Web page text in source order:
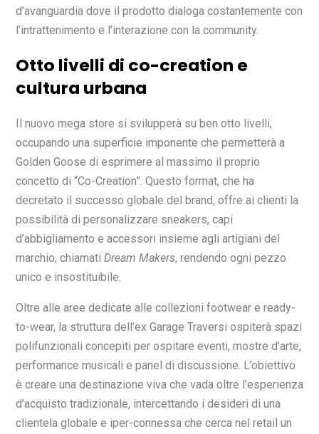
d’avanguardia dove il prodotto dialoga costantemente con
l’intrattenimento e l’interazione con la community.
Otto livelli di co-creation e
cultura urbana
Il nuovo mega store si svilupperà su ben otto livelli,
occupando una superficie imponente che permetterà a
Golden Goose di esprimere al massimo il proprio
concetto di “Co-Creation”. Questo format, che ha
decretato il successo globale del brand, offre ai clienti la
possibilità di personalizzare sneakers, capi
d’abbigliamento e accessori insieme agli artigiani del
marchio, chiamati Dream Makers, rendendo ogni pezzo
unico e insostituibile.
Oltre alle aree dedicate alle collezioni footwear e ready-
to-wear, la struttura dell’ex Garage Traversi ospiterà spazi
polifunzionali concepiti per ospitare eventi, mostre d’arte,
performance musicali e panel di discussione. L’obiettivo
è creare una destinazione viva che vada oltre l’esperienza
d’acquisto tradizionale, intercettando i desideri di una
clientela globale e iper-connessa che cerca nel retail un